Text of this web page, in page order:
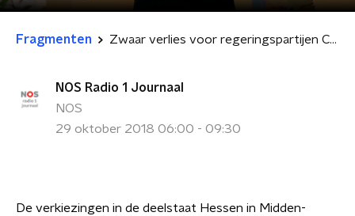
Fragmenten Zwaar verlies voor regeringspartijen CDU en SPD in Hessen
NOS Radio 1 Journaal
NOS
29 oktober 2018 06:00 - 09:30
De verkiezingen in de deelstaat Hessen in Midden-